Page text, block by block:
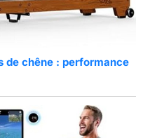
de chêne : performance